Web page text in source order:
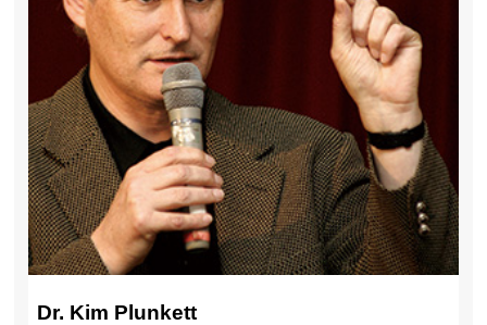
Dr. Kim Plunkett